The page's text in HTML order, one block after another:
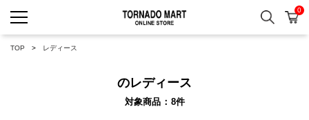
検索 カ
0
TOP レディース
のレディース
対象商品 8件